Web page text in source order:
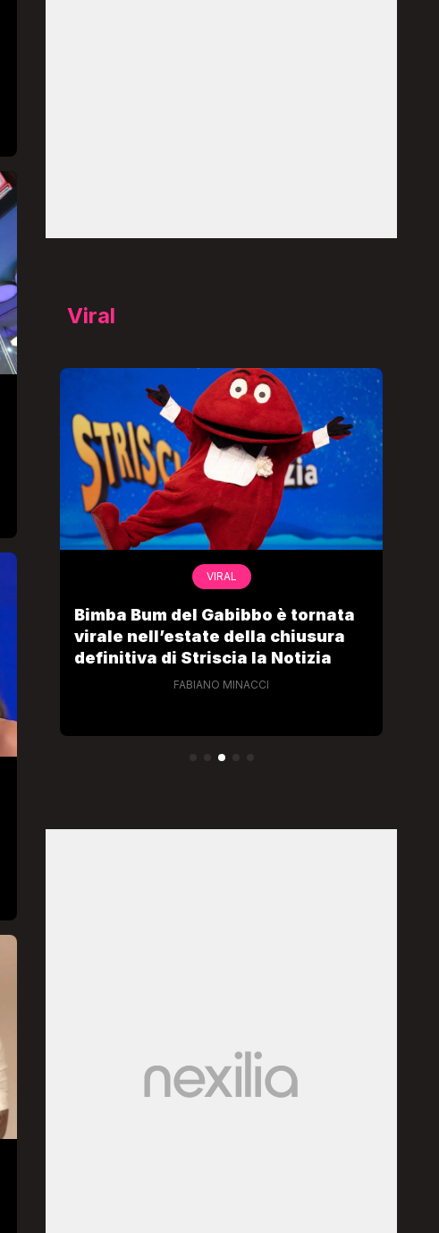
Viral
VIRAL
Bimba Bum del Gabibbo è tornata
virale nell’estate della chiusura
definitiva di Striscia la Notizia
FABIANO MINACCI